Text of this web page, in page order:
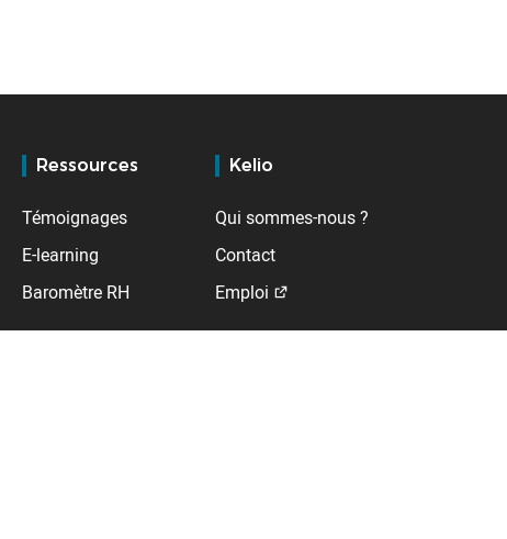
Ressources
Témoignages
E-learning
Baromètre RH
Kelio
Qui sommes-nous ?
Contact
Emploi